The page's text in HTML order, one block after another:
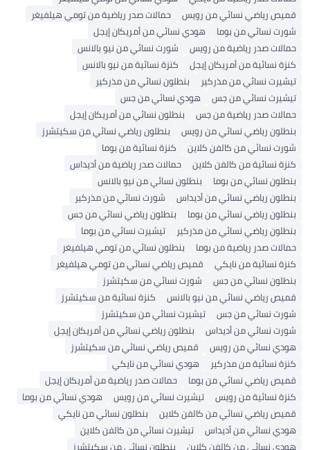
قميص رياضي نسائي من رويس
حمالات صدر رياضية من تومي هيلفيغر
شورت نسائي من بوما
هودي نسائي من أمريكان إيجل
حمالات صدر رياضية من رويس
شورت نسائي من نيو بالانس
كنزة نسائية من أمريكان إيجل
كنزة نسائية من نيو بالانس
تيشيرت نسائي من مذركير
بنطلون نسائي من مذركير
تيشيرت نسائي من جس
هودي نسائي من جس
حمالات صدر رياضية من جس
بنطلون نسائي من أمريكان إيجل
بنطلون رياضي نسائي من رويس
بنطلون رياضي نسائي من سكيتشرز
شورت نسائي من كالفن كلاين
كنزة نسائية من بوما
كنزة نسائية من كالفن كلاين
حمالات صدر رياضية من أديداس
بنطلون نسائي من بوما
بنطلون نسائي من نيو بالانس
بنطلون رياضي نسائي من أديداس
شورت نسائي من مذركير
بنطلون رياضي نسائي من بوما
بنطلون رياضي نسائي من جس
بنطلون رياضي نسائي من مذركير
تيشيرت نسائي من بوما
حمالات صدر رياضية من بوما
بنطلون نسائي من تومي هيلفيغر
كنزة نسائية من نايكي
قميص رياضي نسائي من تومي هيلفيغر
بنطلون نسائي من جس
شورت نسائي من سكيتشرز
قميص رياضي نسائي من نيو بالانس
كنزة نسائية من سكيتشرز
شورت نسائي من جس
تيشيرت نسائي من سكيتشرز
شورت نسائي من أديداس
بنطلون رياضي نسائي من أمريكان إيجل
هودي نسائي من رويس
قميص رياضي نسائي من سكيتشرز
كنزة نسائية من مذركير
هودي نسائي من نايكي
قميص رياضي نسائي من بوما
حمالات صدر رياضية من أمريكان إيجل
كنزة نسائية من رويس
تيشيرت نسائي من رويس
هودي نسائي من بوما
قميص رياضي نسائي من كالفن كلاين
بنطلون نسائي من نايكي
هودي نسائي من أديداس
تيشيرت نسائي من كالفن كلاين
هودي نسائي من كالفن كلاين
بنطلون نسائي من سكيتشرز